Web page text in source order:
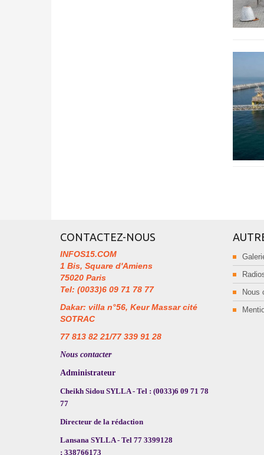
CONTACTEZ-NOUS
INFOS15.COM
1 Bis, Square d'Amiens
75020 Paris
Tel: (0033)6 09 71 78 77
Dakar: villa n°56, Keur Massar cité
SOTRAC
77 813 82 21/77 339 91 28
Nous contacter
Administrateur
Cheikh Sidou SYLLA - Tel : (0033)6 09 71 78
77
Directeur de la rédaction
Lansana SYLLA - Tel 77 3399128
; 338766173
Nous